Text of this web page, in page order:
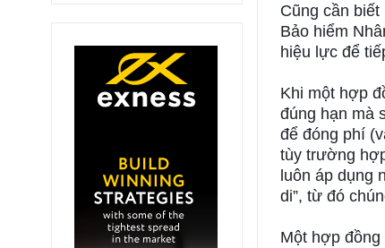
Cũng cần
Bảo hiểm
hiệu lực để
Khi một hợp
đúng hạn mà
để đóng phí
tùy trường
luôn áp dụng
di”, từ đó
Một hợp